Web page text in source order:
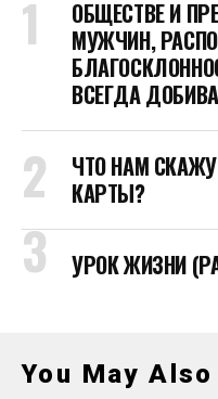
ОБЩЕСТВЕ И
МУЖЧИН,
ВСЕГДА
ЧТО НАМ
КАРТЫ?
УРОК ЖИЗНИ
You May